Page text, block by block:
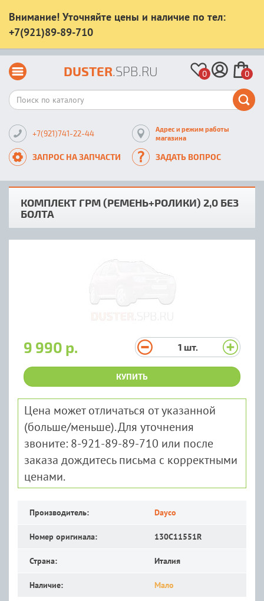
Внимание! Уточняйте цены и наличие по тел:
+7(921)89-89-710
DUSTER.SPB.RU 0 0
+7(921)741-22-44
Адрес и режим работы
магазина
ЗАПРОС НА ЗАПЧАСТИ ЗАДАТЬ ВОПРОС
КОМПЛЕКТ ГРМ (РЕМЕНЬ+РОЛИКИ) 2,0 БЕЗ
БОЛТА
9 990 р. 1 шт.
КУПИТЬ
Цена может отличаться от указанной
(больше/меньше). Для уточнения
звоните: 8-921-89-89-710 или после
заказа дождитесь письма с корректными
ценами.
Производитель: Dayco
Номер оригинала: 130C11551R
Страна: Италия
Наличие: Мало